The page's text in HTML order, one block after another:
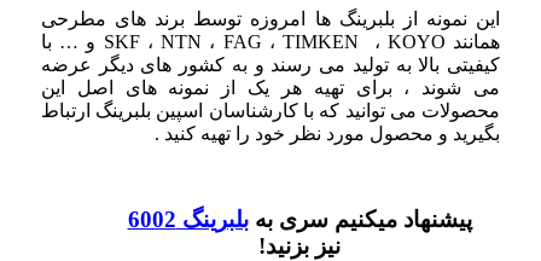
این نمونه از بلبرینگ ها امروزه توسط برند های مطرحی
همانند SKF ، NTN ، FAG ، TIMKEN ، KOYO و … با
کیفیتی بالا به تولید می رسند و به کشور های دیگر عرضه
می شوند ، برای تهیه هر یک از نمونه های اصل این
محصولات می توانید که با کارشناسان اسپین بلبرینگ ارتباط
بگیرید و محصول مورد نظر خود را تهیه کنید .
پیشنهاد میکنیم سری بهبلبرینگ 6002
نیز بزنید!